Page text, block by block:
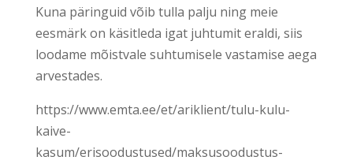
Kuna päringuid võib tulla palju ning meie
eesmärk on käsitleda igat juhtumit eraldi, siis
loodame mõistvale suhtumisele vastamise aega
arvestades.
https://www.emta.ee/et/ariklient/tulu-kulu-
kaive-
kasum/erisoodustused/maksusoodustus-